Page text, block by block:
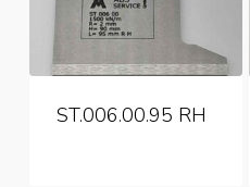
ST.006.00.95 RH